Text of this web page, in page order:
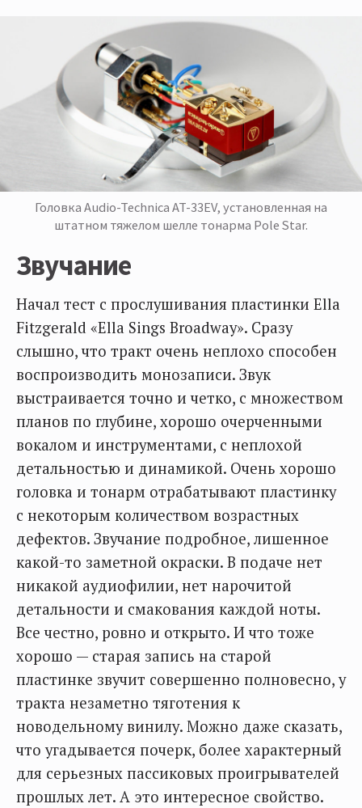
Головка Audio-Technica AT-33EV, установленная на
штатном тяжелом шелле тонарма Pole Star.
Звучание
Начал тест с прослушивания пластинки Ella
Fitzgerald «Ella Sings Broadway». Сразу
слышно, что тракт очень неплохо способен
воспроизводить монозаписи. Звук
выстраивается точно и четко, с множеством
планов по глубине, хорошо очерченными
вокалом и инструментами, с неплохой
детальностью и динамикой. Очень хорошо
головка и тонарм отрабатывают пластинку
с некоторым количеством возрастных
дефектов. Звучание подробное, лишенное
какой-то заметной окраски. В подаче нет
никакой аудиофилии, нет нарочитой
детальности и смакования каждой ноты.
Все честно, ровно и открыто. И что тоже
хорошо — старая запись на старой
пластинке звучит совершенно полновесно, у
тракта незаметно тяготения к
новодельному винилу. Можно даже сказать,
что угадывается почерк, более характерный
для серьезных пассиковых проигрывателей
прошлых лет. А это интересное свойство.